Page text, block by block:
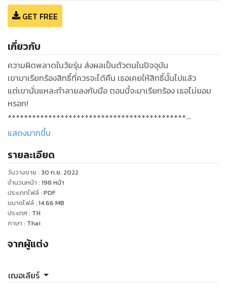
GET FREE
เกี่ยวกับ
ความผิดพลาดในวัยรุ่น ส่งผลเป็นตัวตนในปัจจุบัน
เขามาเรียกร้องสิทธิ์ที่ควรจะได้คืน เธอเคยให้สิทธิ์นั้นไปแล้ว
แต่เขานั่นแหละทำลายลงกับมือ ตอนนี้จะมาเรียกร้อง เธอไม่ยอม
หรอก!
++++++++++++++++++++++++++++++++++++++++++++
เพื่อนรวบรวมเหล้าราคาแพงที่เหลือเพื่อเอาไปดื่มต่อในร้านถัดไป
“ขอคุยด้วยหน่อยได้ไหม”
ปัทม์ยุติบทสนทนา เลี่ยงออกไป กัณหาหันมาทางเขา สายตาไม่
ยินดียินร้าย
“เรื่องก่อนปิดเทอม ตอนนั้น...”
เขารู้สึกผิดมาตลอด ที่ขี้ขลาด ไม่กล้าเผชิญหน้ากับเธอ เป็นสิ่ง
ค้างคาอยู่ในใจ
รอยยิ้มทำให้กุมุทเจ็บแปลบ
ทำไมล่ะ กุมุทถามในใจ เธอน่าจะร้องไห้ ต่อว่า ประจานถึงความแย่
ของเขา ในสิ่งที่ทำ ถ้าเป็นเช่นนั้นคงดีกว่า รู้สึกผิดน้อยลง และไม่
แสดงมากขึ้น
รายละเอียด
วันวางขาย : 30 ก.ย. 2022
จำนวนหน้า : 198 หน้า
ประเภทไฟล์: PDF
ขนาดไฟล์: 14.66 MB
ประเทศ: TH
ภาษา : Thai
จากผู้แต่ง
เฌอเลียร์